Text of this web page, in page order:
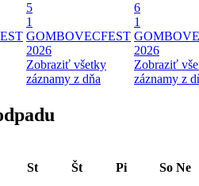
5
1
GOMBOVECFEST
2026
Zobraziť všetky
záznamy z dňa
6
1
2026
Zobraziť
záznamy z
St Št Pi So Ne